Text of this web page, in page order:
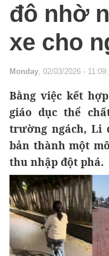
đô nhờ
xe cho
Monday, 02/03/2026 -
Bằng việc kết
giáo dục thể
trường ngách, Li
bản thành một
thu nhập đột phá.